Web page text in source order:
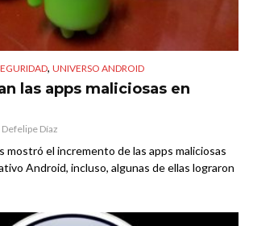
, UNIVERSO ANDROID
las apps maliciosas en
Defelipe Díaz
mostró el incremento de las apps maliciosas
Android, incluso, algunas de ellas lograron